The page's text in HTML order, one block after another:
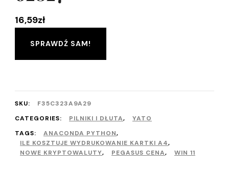
16,59zł
SPRAWDŹ SAM!
SKU:
F35C323A9A29
CATEGORIES:
PILNIKI I DŁUTA,
YATO
TAGS:
ANACONDA PYTHON,
ILE KOSZTUJE WYDRUKOWANIE KARTKI A4,
NOWE KRYPTOWALUTY, PEGASUS CENA, WIN 11